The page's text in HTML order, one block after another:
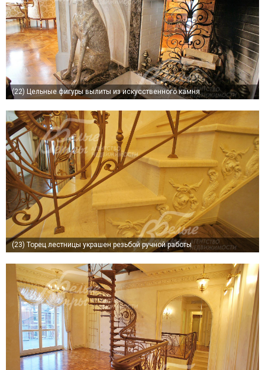
(22) Цельные фигуры вылиты из искусственного камня
(23) Торец лестницы украшен резьбой ручной работы